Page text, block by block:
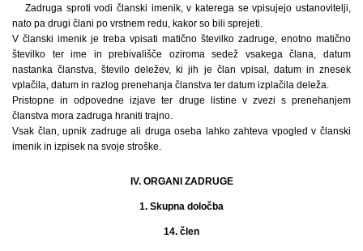
Zadruga sproti vodi članski imenik, v katerega se vpisujejo ustanovitelji,
nato pa drugi člani po vrstnem redu, kakor so bili sprejeti.
V članski imenik je treba vpisati matično številko zadruge, enotno matično
številko ter ime in prebivališče oziroma sedež vsakega člana, datum
nastanka članstva, število deležev, ki jih je član vpisal, datum in znesek
vplačila, datum in razlog prenehanja članstva ter datum izplačila deleža.
Pristopne in odpovedne izjave ter druge listine v zvezi s prenehanjem
članstva mora zadruga hraniti trajno.
Vsak član, upnik zadruge ali druga oseba lahko zahteva vpogled v članski
imenik in izpisek na svoje stroške.
IV. ORGANI ZADRUGE
1. Skupna določba
14. člen